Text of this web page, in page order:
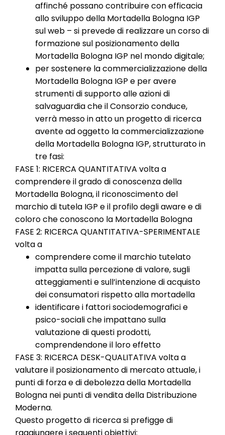
affinché possano contribuire con efficacia
allo sviluppo della Mortadella Bologna IGP
sul web – si prevede di realizzare un corso di
formazione sul posizionamento della
Mortadella Bologna IGP nel mondo digitale;
per sostenere la commercializzazione della
Mortadella Bologna IGP e per avere
strumenti di supporto alle azioni di
salvaguardia che il Consorzio conduce,
verrà messo in atto un progetto di ricerca
avente ad oggetto la commercializzazione
della Mortadella Bologna IGP, strutturato in
tre fasi:
FASE 1: RICERCA QUANTITATIVA volta a
comprendere il grado di conoscenza della
Mortadella Bologna, il riconoscimento del
marchio di tutela IGP e il profilo degli aware e di
coloro che conoscono la Mortadella Bologna
FASE 2: RICERCA QUANTITATIVA-SPERIMENTALE
volta a
comprendere come il marchio tutelato
impatta sulla percezione di valore, sugli
atteggiamenti e sull’intenzione di acquisto
dei consumatori rispetto alla mortadella
identificare i fattori sociodemografici e
psico-sociali che impattano sulla
valutazione di questi prodotti,
comprendendone il loro effetto
FASE 3: RICERCA DESK-QUALITATIVA volta a
valutare il posizionamento di mercato attuale, i
punti di forza e di debolezza della Mortadella
Bologna nei punti di vendita della Distribuzione
Moderna.
Questo progetto di ricerca si prefigge di